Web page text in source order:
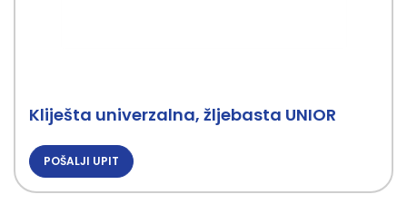
Kliješta univerzalna, žljebasta UNIOR
POŠALJI UPIT